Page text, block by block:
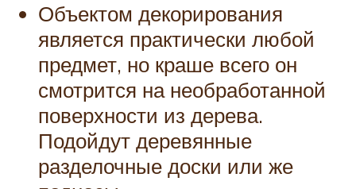
Объектом декорирования
является практически любой
предмет, но краше всего он
смотрится на необработанной
поверхности из дерева.
Подойдут деревянные
разделочные доски или же